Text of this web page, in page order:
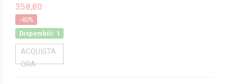
358,80
-40%
Disponibili: 1
ACQUISTA
ORA